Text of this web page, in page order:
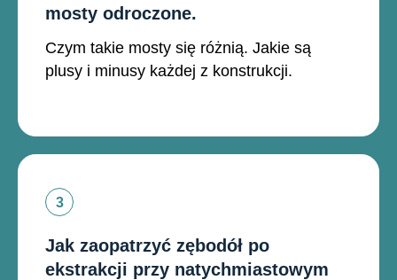
mosty odroczone.
Czym takie mosty się różnią. Jakie są
plusy i minusy każdej z konstrukcji.
Jak zaopatrzyć zębodół po
ekstrakcji przy natychmiastowym